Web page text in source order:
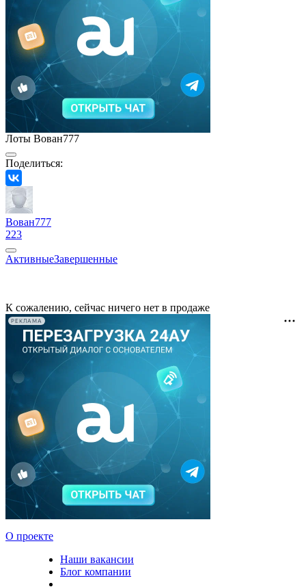
Лоты Вован777
Поделиться:
Вован777
223
АктивныеЗавершенные
К сожалению, сейчас ничего нет в продаже
РЕКЛАМА
О проекте
Наши вакансии
Блог компании